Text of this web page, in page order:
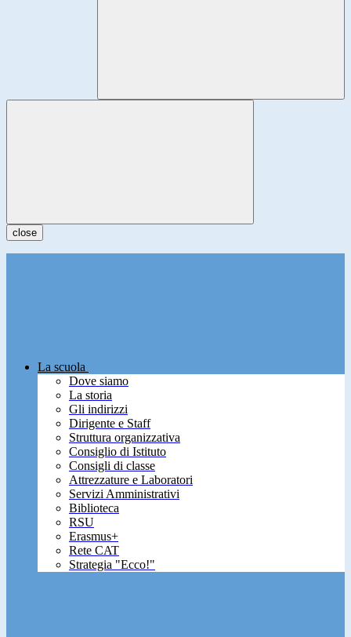
close
La scuola
Dove siamo
La storia
Gli indirizzi
Dirigente e Staff
Struttura organizzativa
Consiglio di Istituto
Consigli di classe
Attrezzature e Laboratori
Servizi Amministrativi
Biblioteca
RSU
Erasmus+
Rete CAT
Strategia "Ecco!"